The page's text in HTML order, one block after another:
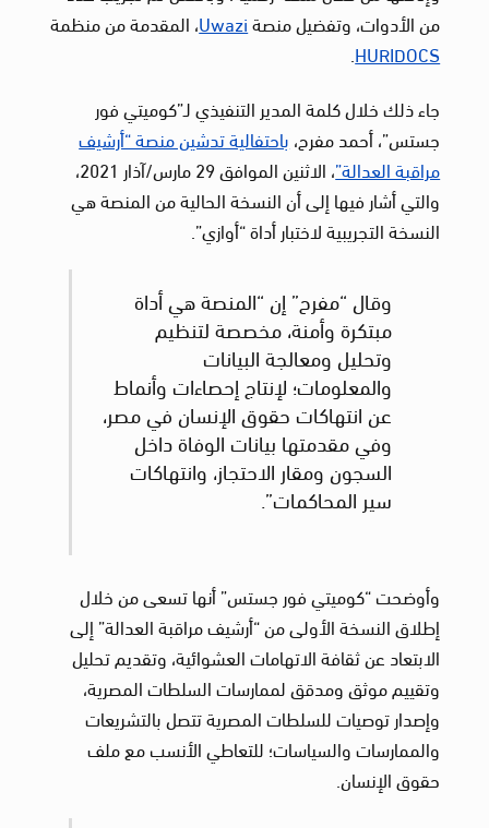
من الأدوات، وتفضيل منصةUwazi، المقدمة من منظمة
HURIDOCS
.
جاء ذلك خلال كلمة المدير التنفيذي لـ”كوميتي فور
جستس”، أحمد مفرح،باحتفالية تدشين منصة “أرشيف
مراقبة العدالة”
، الاثنين الموافق 29 مارس/آذار 2021،
والتي أشار فيها إلى أن النسخة الحالية من المنصة هي
النسخة التجريبية لاختبار أداة “أوازي”.
وقال “مفرح” إن “المنصة هي أداة
مبتكرة وأمنة، مخصصة لتنظيم
وتحليل ومعالجة البيانات
والمعلومات؛ لإنتاج إحصاءات وأنماط
عن انتهاكات حقوق الإنسان في مصر،
وفي مقدمتها بيانات الوفاة داخل
السجون ومقار الاحتجاز، وانتهاكات
سير المحاكمات”.
وأوضحت “كوميتي فور جستس” أنها تسعى من خلال
إطلاق النسخة الأولى من “أرشيف مراقبة العدالة” إلى
الابتعاد عن ثقافة الاتهامات العشوائية، وتقديم تحليل
وتقييم موثق ومدقق لممارسات السلطات المصرية،
وإصدار توصيات للسلطات المصرية تتصل بالتشريعات
والممارسات والسياسات؛ للتعاطي الأنسب مع ملف
حقوق الإنسان.